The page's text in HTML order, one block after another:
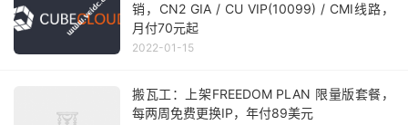
销，CN2 GIA / CU VIP(10099) / CMI线路，
月付70元起
2022-01-15
搬瓦工：上架FREEDOM PLAN 限量版套餐，
每两周免费更换IP，年付89美元